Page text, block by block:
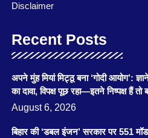
Disclaimer
Recent Posts
अपने मुंह मियां मिट्ठू बना ‘गोदी आयोग’:
का दावा, विपक्ष पूछ रहा—इतने निष्पक्ष हैं
August 6, 2026
बिहार की ‘डबल इंजन’ सरकार पर 551